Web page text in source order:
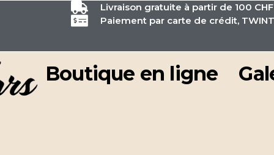
Livraison gratuite à partir de 100 CHF
Paiement par carte de crédit,
Boutique en ligne